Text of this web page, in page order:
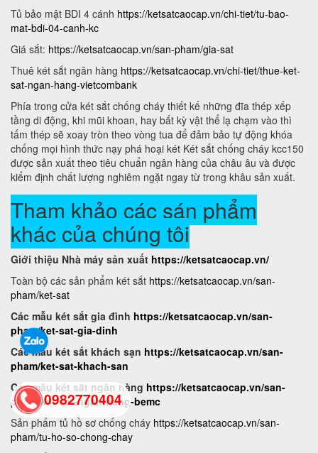
Tủ bảo mật BDI 4 cánh https://ketsatcaocap.vn/chi-tiet/tu-bao-
mat-bdi-04-canh-kc
Giá sắt: https://ketsatcaocap.vn/san-pham/gia-sat
Thuê két sắt ngân hàng https://ketsatcaocap.vn/chi-tiet/thue-ket-
sat-ngan-hang-vietcombank
Phía trong cửa két sắt chống cháy thiết kế những đĩa thép xếp
tầng di động, khi mũi khoan, hay bất kỳ vật thể lạ chạm vào thì
tấm thép sẽ xoay tròn theo vòng tua để đảm bảo tự động khóa
chống mọi hình thức nạy phá hoại két Két sắt chống cháy kcc150
được sản xuất theo tiêu chuẩn ngân hàng của châu âu và được
kiểm định chất lượng nghiêm ngặt ngay từ trong khâu sản xuất.
Tham khảo các sán phẩm
khác của chúng tôi
Giới thiệu Nhà máy sản xuất https://ketsatcaocap.vn/
Toàn bộ các sản phẩm két sắt https://ketsatcaocap.vn/san-
pham/ket-sat
Các mẫu két sắt gia đình https://ketsatcaocap.vn/san-
pham/ket-sat-gia-dinh
Các mẫu két sắt khách sạn https://ketsatcaocap.vn/san-
pham/ket-sat-khach-san
Các mẫu két sắt ngân hàng https://ketsatcaocap.vn/san-
pham/ket-sat-ngan-hang-bemc
Sản phẩm tủ hồ sơ chống cháy https://ketsatcaocap.vn/san-
pham/tu-ho-so-chong-chay
0982770404